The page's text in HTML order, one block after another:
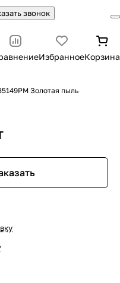
звонок
ИзбранноеКорзина
Золотая пыль